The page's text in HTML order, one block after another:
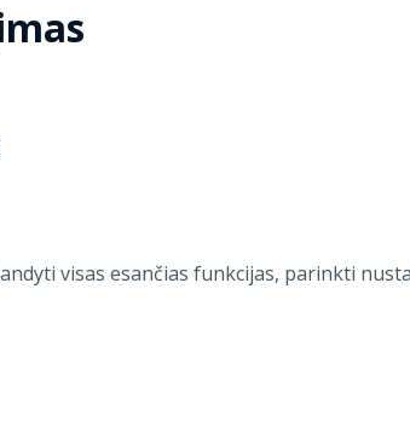
visas esančias funkcijas, parinkti